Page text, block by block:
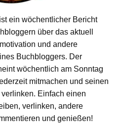
ein wöchentlicher Bericht
über das aktuell
und andere
Buchbloggers. Der
wöchentlich am Sonntag
mitmachen und seinen
verlinken. Einfach einen
verlinken, andere
und genießen!